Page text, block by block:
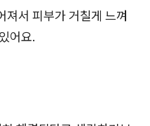
져서 피부가 거칠게 느껴
어요.